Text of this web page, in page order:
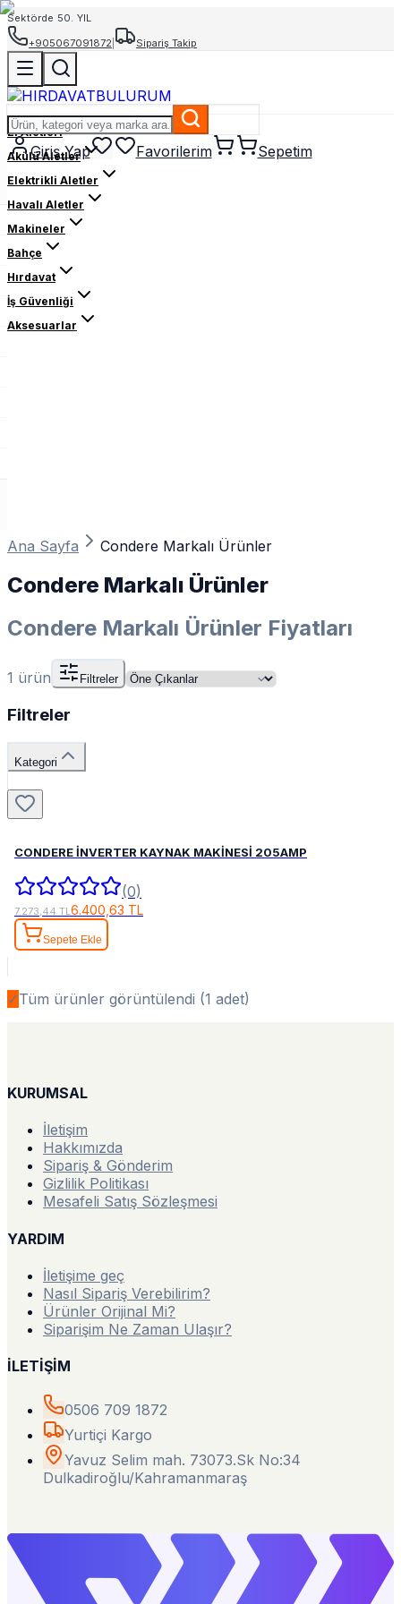
Sektörde 50. YIL
+905067091872
Sipariş Takip
Giriş Yap Favorilerim Sepetim
El Aletleri
Akülü Aletler
Elektrikli Aletler
Havalı Aletler
Makineler
Bahçe
Hırdavat
İş Güvenliği
Aksesuarlar
Ana Sayfa Condere Markalı Ürünler
Condere Markalı Ürünler
Condere Markalı Ürünler Fiyatları
1 ürün Filtreler
Filtreler
Kategori
CONDERE İNVERTER KAYNAK MAKİNESİ 205AMP
(0)
7.273,44 TL 6.400,63 TL
Sepete Ekle
✓Tüm ürünler görüntülendi (1 adet)
KURUMSAL
İletişim
Hakkımızda
Sipariş & Gönderim
Gizlilik Politikası
Mesafeli Satış Sözleşmesi
YARDIM
İletişime geç
Nasıl Sipariş Verebilirim?
Ürünler Orijinal Mi?
Siparişim Ne Zaman Ulaşır?
İLETİŞİM
0506 709 1872
Yurtiçi Kargo
Yavuz Selim mah. 73073.Sk No:34
Dulkadiroğlu/Kahramanmaraş